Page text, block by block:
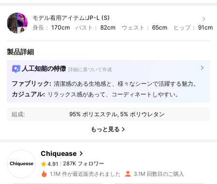
モデル着用アイテム:JP-L (S)
身長： 170cm バスト：82cm ウェスト： 65cm ヒップ： 91cm
製品詳細
人工知能の特徴 詳細に基づいて作成
ファブリック: 清潔感のある生地感と、様々なシーンで活躍する魅力。
カジュアル: リラックス感があって、コーディネートしやすい。
組成: 95% ポリエステル, 5% ポリウレタン
もっと見る
Chiquease
4.91 287K フォロワー
4.91
287K フォロワー
m***2は1日前に購入しました
1.1M 件が最近販売されました 3.1M 回数目のご購入